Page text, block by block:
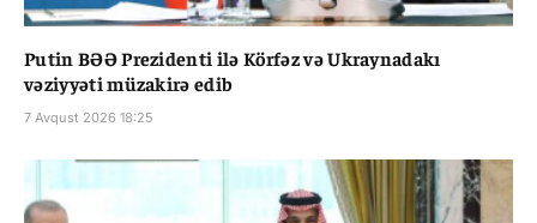
Putin BƏƏ Prezidenti ilə Körfəz və Ukraynadakı
vəziyyəti müzakirə edib
7 Avqust 2026 18:25